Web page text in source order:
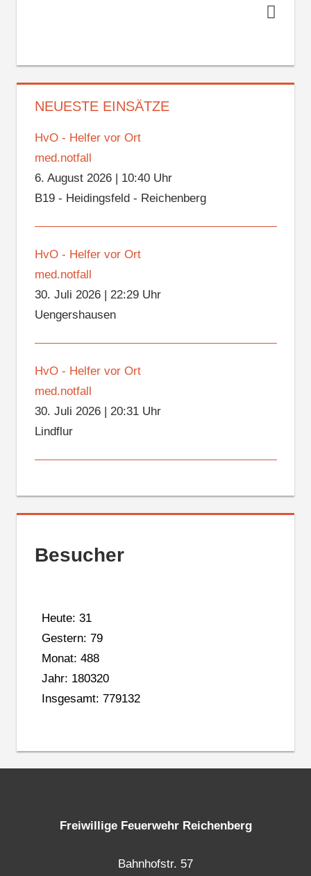
NEUESTE EINSÄTZE
HvO - Helfer vor Ort
med.notfall
6. August 2026| 10:40 Uhr
B19 - Heidingsfeld - Reichenberg
HvO - Helfer vor Ort
med.notfall
30. Juli 2026| 22:29 Uhr
Uengershausen
HvO - Helfer vor Ort
med.notfall
30. Juli 2026| 20:31 Uhr
Lindflur
Besucher
Heute: 31
Gestern: 79
Monat: 488
Jahr: 180320
Insgesamt: 779132
Freiwillige Feuerwehr Reichenberg
Bahnhofstr. 57